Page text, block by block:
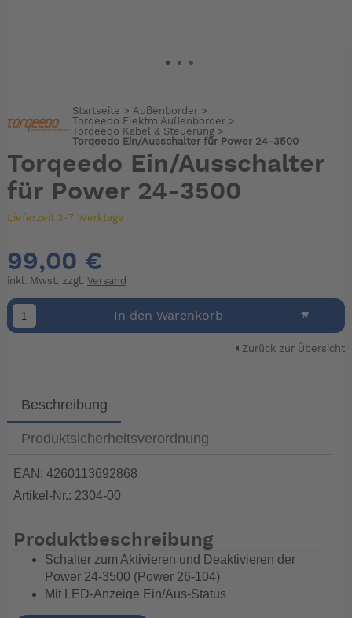
Startseite >Außenborder >
Torqeedo Elektro Außenborder >
Torqeedo Kabel & Steuerung >
Torqeedo Ein/Ausschalter für Power 24-3500
Torqeedo Ein/Ausschalter
für Power 24-3500
Lieferzeit 3-7 Werktage
99,00 €
inkl. Mwst. zzgl. Versand
In den Warenkorb
Zurück zur Übersicht
Beschreibung
Produktsicherheitsverordnung
EAN: 4260113692868
Artikel-Nr.: 2304-00
Produktbeschreibung
Schalter zum Aktivieren und Deaktivieren der
Power 24-3500 (Power 26-104)
Mit LED-Anzeige Ein/Aus-Status